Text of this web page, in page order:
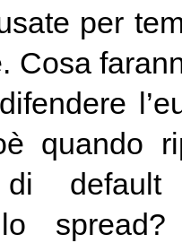
per
Cosa
quando
default